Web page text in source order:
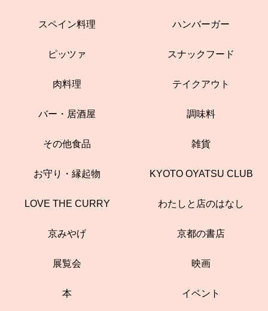
スペイン料理 ハンバーガー
ピッツァ スナックフード
肉料理 テイクアウト
バー・居酒屋 調味料
その他食品 雑貨
お守り・縁起物 KYOTO OYATSU CLUB
LOVE THE CURRY わたしと店のはなし
京みやげ 京都の書店
展覧会 映画
本 イベント